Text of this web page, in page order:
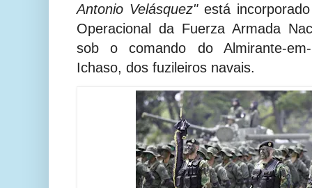
Antonio Velásquez"está
Operacional da Fuerza Armada
sob o comando do Almirante-
Ichaso, dos fuzileiros navais.